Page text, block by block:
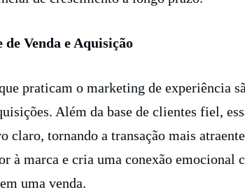
Venda e Aquisição
praticam o marketing de experiência
Além da base de clientes fiel,
claro, tornando a transação mais
à marca e cria uma conexão emocional
uma venda.